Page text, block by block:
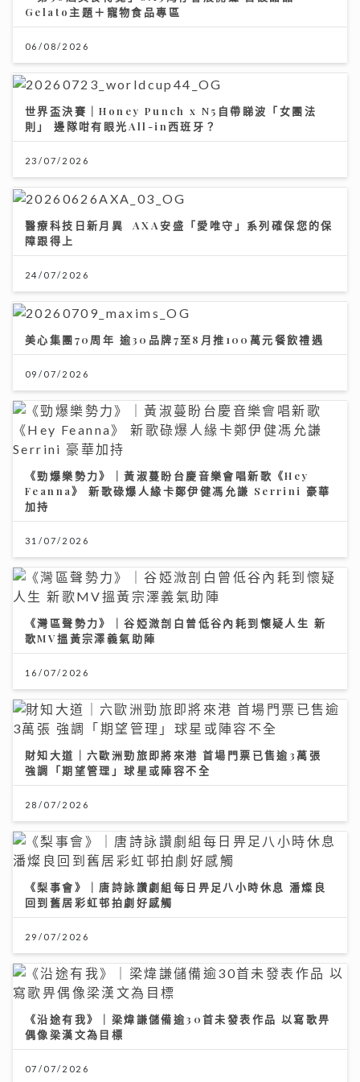
Gelato主題＋寵物食品專區
06/08/2026
世界盃決賽｜Honey Punch x N5自帶睇波「女團法
則」 邊隊咁有眼光All-in西班牙？
23/07/2026
醫療科技日新月異 AXA安盛「愛唯守」系列確保您的保
障跟得上
24/07/2026
美心集團70周年 逾30品牌7至8月推100萬元餐飲禮遇
09/07/2026
《勁爆樂勢力》｜黃淑蔓盼台慶音樂會唱新歌《Hey
Feanna》 新歌碌爆人緣卡鄭伊健馮允謙 Serrini 豪華
加持
31/07/2026
《灣區聲勢力》｜谷婭溦剖白曾低谷內耗到懷疑人生 新
歌MV搵黃宗澤義氣助陣
16/07/2026
財知大道｜六歐洲勁旅即將來港 首場門票已售逾3萬張
強調「期望管理」球星或陣容不全
28/07/2026
《梨事會》｜唐詩詠讚劇組每日畀足八小時休息 潘燦良
回到舊居彩虹邨拍劇好感觸
29/07/2026
《沿途有我》｜梁煒謙儲備逾30首未發表作品 以寫歌畀
偶像梁漢文為目標
07/07/2026